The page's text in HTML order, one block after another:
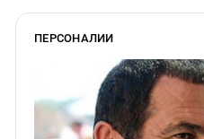
ПЕРСОНАЛИИ